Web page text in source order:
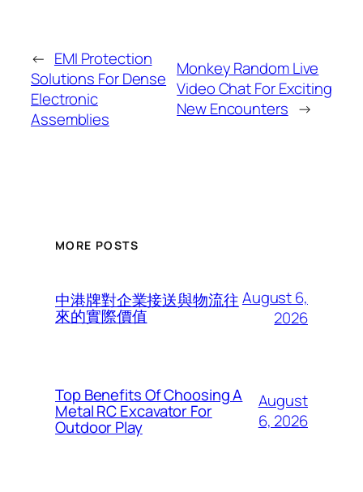
← EMI Protection
Solutions For Dense
Electronic
Assemblies
Monkey Random Live
Video Chat For Exciting
New Encounters →
MORE POSTS
中港牌對企業接送與物流往
來的實際價值
August 6,
2026
Top Benefits Of Choosing A
Metal RC Excavator For
Outdoor Play
August
6, 2026